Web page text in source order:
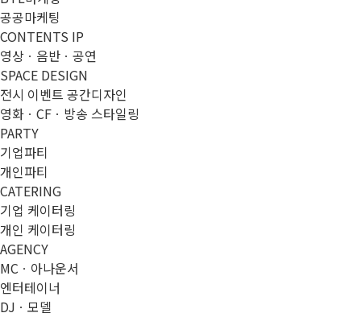
공공마케팅
CONTENTS IP
영상ㆍ음반ㆍ공연
SPACE DESIGN
전시 이벤트 공간디자인
영화ㆍCFㆍ방송 스타일링
PARTY
기업파티
개인파티
CATERING
기업 케이터링
개인 케이터링
AGENCY
MCㆍ아나운서
엔터테이너
DJㆍ모델